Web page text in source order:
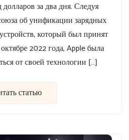
за два дня. Следуя
об унификации зарядных
который был принят
2022 года, Apple была
от своей технологии […]
статью